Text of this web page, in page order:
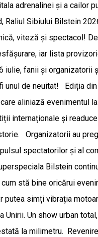
adrenalinei și a cailor
Raliul Sibiului Bilstein
viteză și spectacol!
iar lista
iulie, fanii și organizatorii
unul de neuitat! ​Ediția
aliniază evenimentul
internaționale și
Organizatorii au
spectatorilor și al
Bilstein
stă bine oricărui
putea simți vibrația
Unirii. Un show urban
la milimetru.